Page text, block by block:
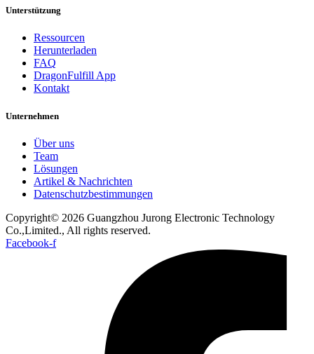
Unterstützung
Ressourcen
Herunterladen
FAQ
DragonFulfill App
Kontakt
Unternehmen
Über uns
Team
Lösungen
Artikel & Nachrichten
Datenschutzbestimmungen
Copyright© 2026 Guangzhou Jurong Electronic Technology
Co.,Limited., All rights reserved.
Facebook-f